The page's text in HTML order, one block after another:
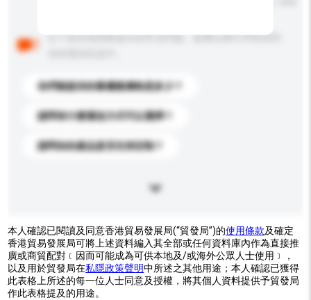
以下是其他買家提出的常見問題。點擊以將它們添加到
你們能提供的最優惠價格是多少？
請問有什麼運送方式可以選擇？
請問你的產品是否支持定制？
本人確認已閱讀及同意香港貿易發展局(“貿發局”)的使用條款及確定
香港貿易發展局可將上述資料編入其全部或任何資料庫內作為直接推
廣或商貿配對﹝因而可能成為可供本地及/或海外公眾人士使用﹞，
以及用於貿發局在私隱政策聲明中所述之其他用途；本人確認已獲得
此表格上所述的每一位人士同意及授權，將其個人資料提供予貿發局
作此表格提及的用途。